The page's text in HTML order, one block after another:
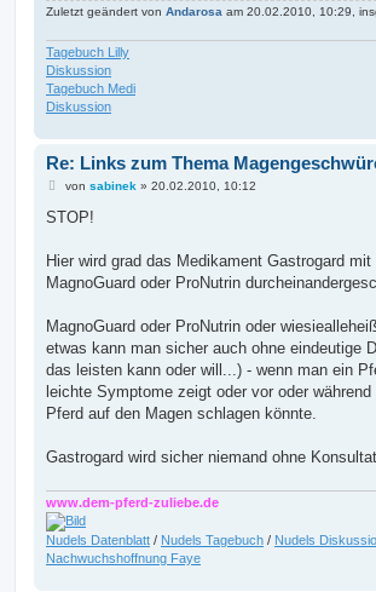
Zuletzt geändert von Andarosa am 20.02.2010, 10:29,
Tagebuch Lilly
Diskussion
Tagebuch Medi
Diskussion
Re: Links zum Thema
B
i
a
von sabinek» 20.02.2010, 10:12
STOP!
Hier wird grad das Medikament Gastrogard
MagnoGuard oder ProNutrin
MagnoGuard oder ProNutrin oder
etwas kann man sicher auch ohne eindeutige
das leisten kann oder will...) - wenn man ein
leichte Symptome zeigt oder vor oder
Pferd auf den Magen schlagen könnte.
Gastrogard wird sicher niemand ohne
www.dem-pferd-zuliebe.de
Nudels Datenblatt / Nudels Tagebuch / Nudels
Nachwuchshoffnung Faye